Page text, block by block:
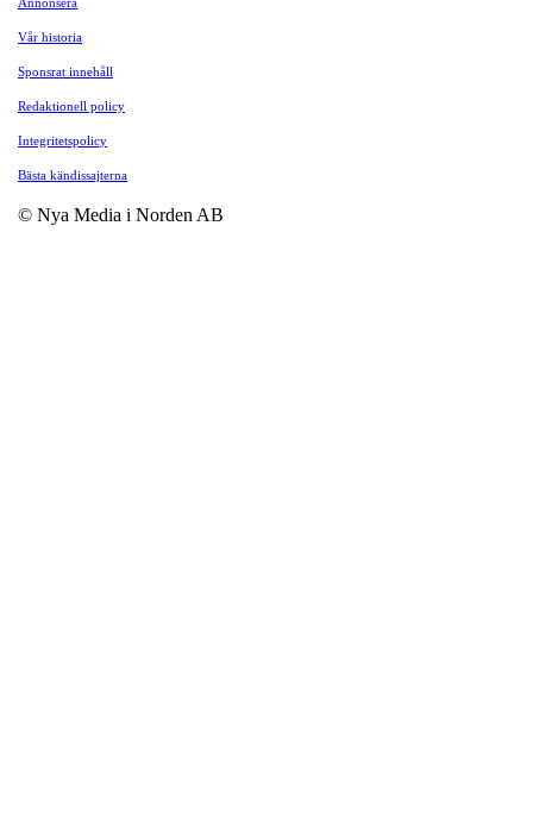
Vår historia
Sponsrat innehåll
Redaktionell policy
Integritetspolicy
Bästa kändissajterna
© Nya Media i Norden AB